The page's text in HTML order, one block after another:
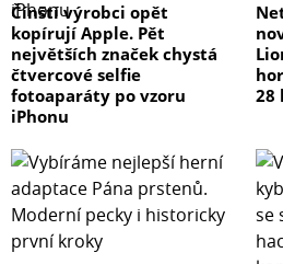
Čínští výrobci opět
kopírují Apple. Pět
největších značek chystá
čtvercové selfie
fotoaparáty po vzoru
iPhonu
28